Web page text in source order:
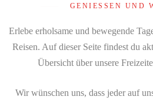
GENIESSEN UND
Erlebe erholsame und bewegende
Reisen. Auf dieser Seite findest du
Übersicht über unsere
Wir wünschen uns, dass jeder auf